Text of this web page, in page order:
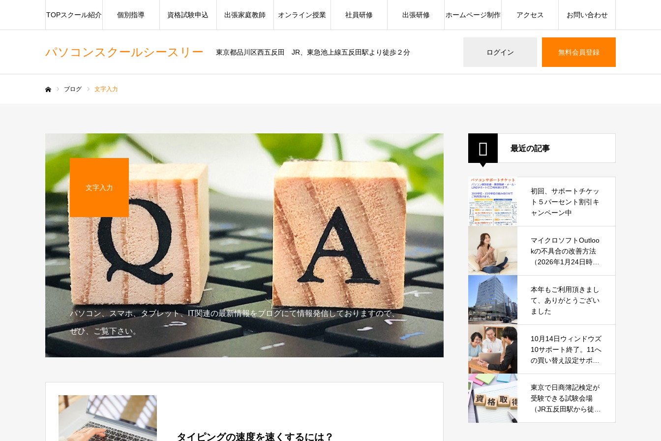
パソコンスクールシースリー 東京都品川区西五反田 JR、東急池上線五反田駅より徒歩２分 ログイン 無料会員登録
TOPスクール紹介 個別指導 資格試験申込 出張家庭教師 オンライン授業 社員研修 出張研修 ホームページ制作 アクセス お問い合わせ
ブログ 文字入力
文字入力
パソコン、スマホ、タブレット、IT関連の最新情報をブログにて情報発信しておりますので、
ぜひ、ご覧下さい。
タイピングの速度を速くするには？
最近の記事
初回、サポートチケッ
ト５パーセント割引キ
ャンペーン中
マイクロソフトOutloo
kの不具合の改善方法
（2026年1月24日時
本年もご利用頂きまし
て、ありがとうござい
ました
10月14日ウィンドウズ
10サポート終了。11へ
の買い替え設定サポー
東京で日商簿記検定が
受験できる試験会場
（JR五反田駅から徒歩